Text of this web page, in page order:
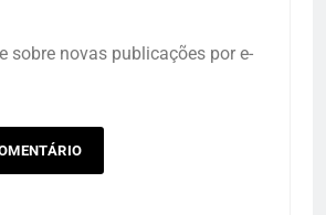
sobre novas publicações por e-